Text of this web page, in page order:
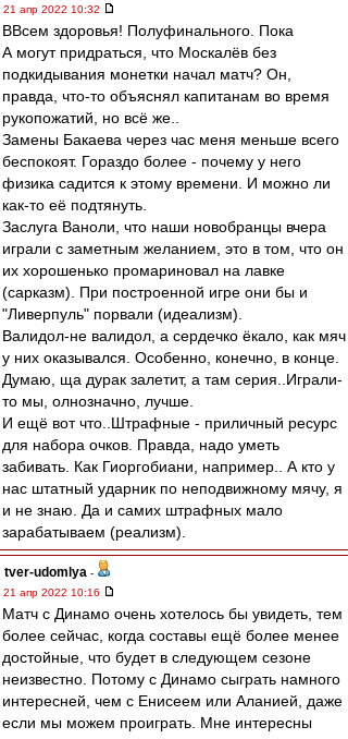
21 апр 2022 10:32
ВВсем здоровья! Полуфинального. Пока
А могут придраться, что Москалёв без
подкидывания монетки начал матч? Он,
правда, что-то объяснял капитанам во время
рукопожатий, но всё же..
Замены Бакаева через час меня меньше всего
беспокоят. Гораздо более - почему у него
физика садится к этому времени. И можно ли
как-то её подтянуть.
Заслуга Ваноли, что наши новобранцы вчера
играли с заметным желанием, это в том, что он
их хорошенько промариновал на лавке
(сарказм). При построенной игре они бы и
"Ливерпуль" порвали (идеализм).
Валидол-не валидол, а сердечко ёкало, как мяч
у них оказывался. Особенно, конечно, в конце.
Думаю, ща дурак залетит, а там серия..Играли-
то мы, олнозначно, лучше.
И ещё вот что..Штрафные - приличный ресурс
для набора очков. Правда, надо уметь
забивать. Как Гиоргобиани, например.. А кто у
нас штатный ударник по неподвижному мячу, я
и не знаю. Да и самих штрафных мало
зарабатываем (реализм).
tver-udomlya -
21 апр 2022 10:16
Матч с Динамо очень хотелось бы увидеть, тем
более сейчас, когда составы ещё более менее
достойные, что будет в следующем сезоне
неизвестно. Потому с Динамо сыграть намного
интересней, чем с Енисеем или Аланией, даже
если мы можем проиграть. Мне интересны